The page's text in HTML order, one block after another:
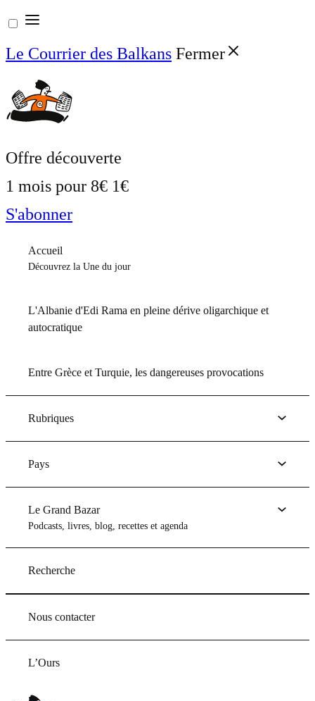
Aller
au
contenu
Le Courrier des Balkans Fermer
Offre découverte
1 mois pour 8€ 1€
S'abonner
Accueil
Découvrez la Une du jour
L'Albanie d'Edi Rama en pleine dérive oligarchique et
autocratique
Entre Grèce et Turquie, les dangereuses provocations
Rubriques
Pays
Le Grand Bazar
Podcasts, livres, blog, recettes et agenda
Recherche
Nous contacter
L’Ours